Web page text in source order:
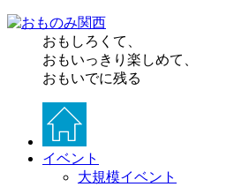
おもしろくて、
おもいっきり楽しめて、
おもいでに残る
イベント
大規模イベント